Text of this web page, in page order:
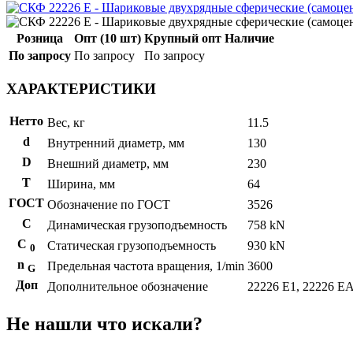
Розница Опт (10 шт) Крупный опт Наличие
По запросу По запросу По запросу
ХАРАКТЕРИСТИКИ
Нетто Вес, кг
11.5
d
Внутренний диаметр, мм
130
D
Внешний диаметр, мм
230
T
Ширина, мм
64
ГОСТ Обозначение по ГОСТ
3526
C
Динамическая грузоподъемность
758 kN
С 0 Статическая грузоподъемность
930 kN
n G Предельная частота вращения, 1/min 3600
Доп
Дополнительное обозначение 22226 E1, 22226
Не нашли что искали?